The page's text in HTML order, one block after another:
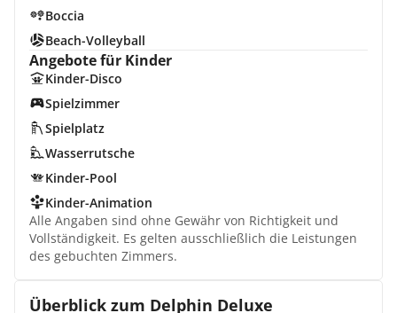
Boccia
Beach-Volleyball
Angebote für Kinder
Kinder-Disco
Spielzimmer
Spielplatz
Wasserrutsche
Kinder-Pool
Kinder-Animation
Alle Angaben sind ohne Gewähr von Richtigkeit und
Vollständigkeit. Es gelten ausschließlich die Leistungen
des gebuchten Zimmers.
Überblick zum Delphin Deluxe